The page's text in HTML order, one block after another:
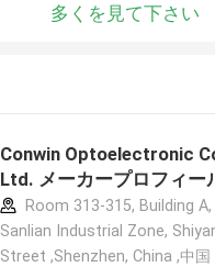
多くを見て下さい
Conwin Optoelectronic
Ltd. メーカープロフィー
Room 313-315, Building A,
Sanlian Industrial Zone,
Street ,Shenzhen, China ,中国